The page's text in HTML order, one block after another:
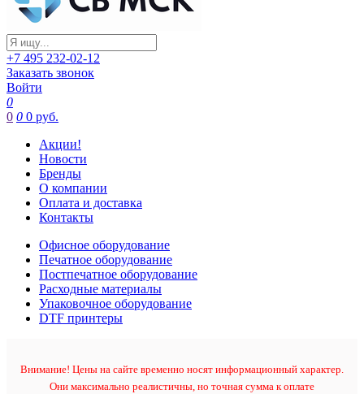
+7 495 232-02-12
Заказать звонок
Войти
0
0 0 0 руб.
Акции!
Новости
Бренды
О компании
Оплата и доставка
Контакты
Офисное оборудование
Печатное оборудование
Постпечатное оборудование
Расходные материалы
Упаковочное оборудование
DTF принтеры
Внимание! Цены на сайте временно носят информационный характер.
Они максимально реалистичны, но точная сумма к оплате